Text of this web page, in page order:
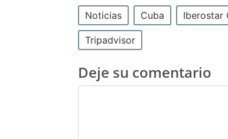
Noticias Cuba Iberostar
Tripadvisor
Deje su comentario